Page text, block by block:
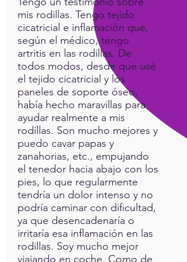
that often accompany these
viral invasions along with
supplements, frequencies,
homeopathy, gemstones and
more.
mis rodillas. Tengo tejido
cicatricial e inflamación que,
según el médico, tengo
artritis en las rodillas. De
todos modos, desde que usé
el tejido cicatricial y los
paneles de soporte óseo,
había hecho maravillas para
ayudar realmente a mis
rodillas. Son mucho mejores y
puedo cavar papas y
zanahorias, etc., empujando
el tenedor hacia abajo con los
pies, lo que regularmente
tendría un dolor intenso y no
podría caminar con dificultad,
ya que desencadenaría o
irritaría esa inflamación en las
rodillas. Soy mucho mejor
viajando en coche. Como de